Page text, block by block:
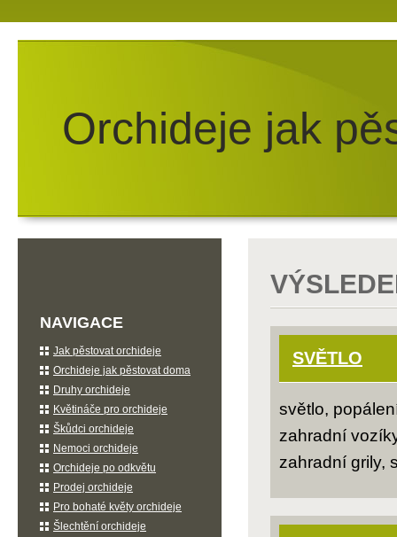
Orchideje jak
SVĚTLO
světlo,
zahradní
zahradní grily,
NAVIGACE
Jak pěstovat orchideje
Orchideje jak pěstovat doma
Druhy orchideje
Květináče pro orchideje
Škůdci orchideje
Nemoci orchideje
Orchideje po odkvětu
Prodej orchideje
Pro bohaté květy orchideje
Šlechtění orchideje